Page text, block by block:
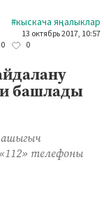
#кыскача яңалыклар
13 октябрь 2017, 10:57
0 0
башлады
ашыгыч
телефоны